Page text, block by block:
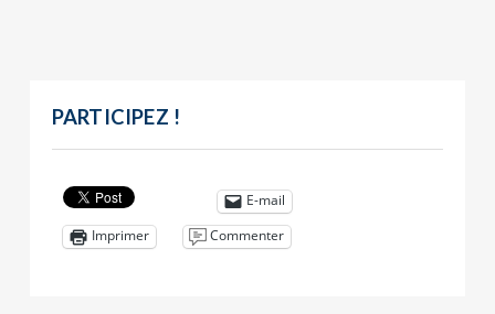
PARTICIPEZ !
E-mail
Imprimer
Commenter